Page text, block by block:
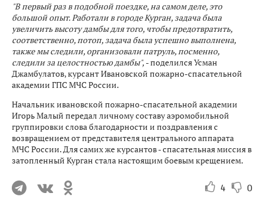
"В первый раз в подобной поездке, на самом деле, это
большой опыт. Работали в городе Курган, задача была
увеличить высоту дамбы для того, чтобы предотвратить,
соответственно, потоп, задача была успешно выполнена,
также мы следили, организовали патруль, посменно,
следили за целостностью дамбы", - поделился Усман
Джамбулатов, курсант Ивановской пожарно-спасательной
академии ГПС МЧС России.
Начальник ивановской пожарно-спасательной академии
Игорь Малый передал личному составу аэромобильной
группировки слова благодарности и поздравления с
возвращением от представителя центрального аппарата
МЧС России. Для самих же курсантов - спасательная миссия в
затопленный Курган стала настоящим боевым крещением.
4 0